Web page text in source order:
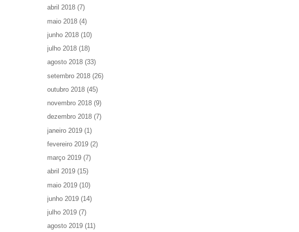
abril 2018 (7)
maio 2018 (4)
junho 2018 (10)
julho 2018 (18)
agosto 2018 (33)
setembro 2018 (26)
outubro 2018 (45)
novembro 2018 (9)
dezembro 2018 (7)
janeiro 2019 (1)
fevereiro 2019 (2)
março 2019 (7)
abril 2019 (15)
maio 2019 (10)
junho 2019 (14)
julho 2019 (7)
agosto 2019 (11)